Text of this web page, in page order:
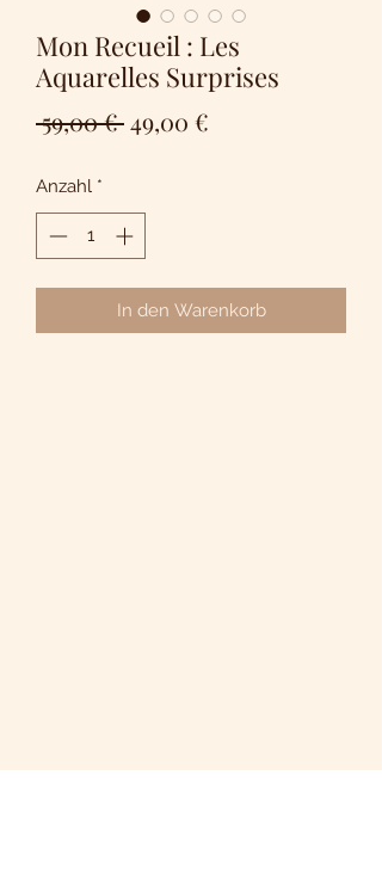
Mon Recueil : Les
Aquarelles Surprises
59,00 € Standardpreis
49,00 €
Anzahl *
In den Warenkorb